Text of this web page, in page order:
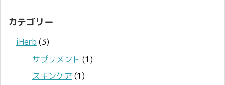
カテゴリー
iHerb (3)
サプリメント (1)
スキンケア (1)